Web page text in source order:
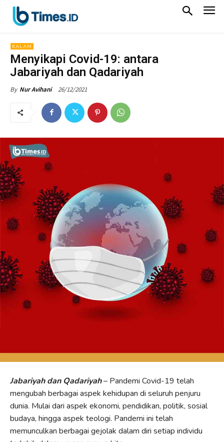
KALAM
Menyikapi Covid-19: antara
Jabariyah dan Qadariyah
By Nur Avihani 26/12/2021
Jabariyah dan Qadariyah– Pandemi Covid-19 telah
mengubah berbagai aspek kehidupan di seluruh penjuru
dunia. Mulai dari aspek ekonomi, pendidikan, politik, sosial
budaya, hingga aspek teologi. Pandemi ini telah
memunculkan berbagai gejolak dalam diri setiap individu